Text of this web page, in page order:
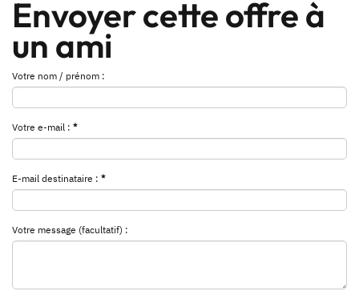
Envoyer cette offre à
un ami
Votre nom / prénom :
Votre e-mail : *
E-mail destinataire : *
Votre message (facultatif) :